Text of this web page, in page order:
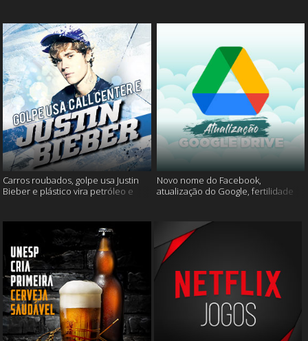
Carros roubados, golpe usa Justin
Bieber e plástico vira petróleo e
Novo nome do Facebook,
atualização do Google, fertilidade